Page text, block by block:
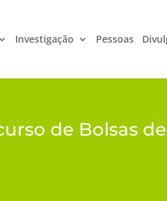
Investigação Pessoas
de Bolsas